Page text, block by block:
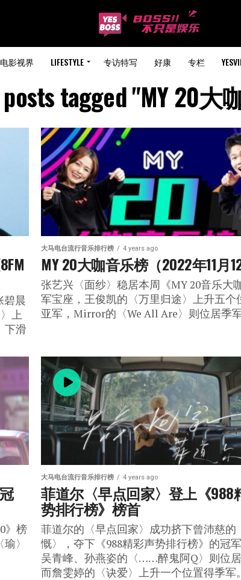
电影视界 LIFESTYLE 专访特写 好康 专栏
tagged "MY 20大
碧晨
上
下滑
大马电台流行音乐排行榜 4 years ago
MY 20大咖音乐榜（2022年11月
张艺兴〈面纱〉稳居本周《MY 20音乐大
军宝座，王俊凯的〈万里归途〉上升五个
亚军，Mirror的〈We All Are〉则位居季军
》榜
〉
大马电台流行音乐排行榜 4 years ago
菲道尔〈早点回家〉登上《988
势排行榜》榜首
菲道尔的〈早点回家〉成功挤下曾沛慈的
慨〉，夺下《988精彩声势排行榜》的冠军
吴青峰、孙燕姿的〈……醉鬼阿Q〉则位居
而詹雯婷的〈诀爱〉上升一个位置得季军。